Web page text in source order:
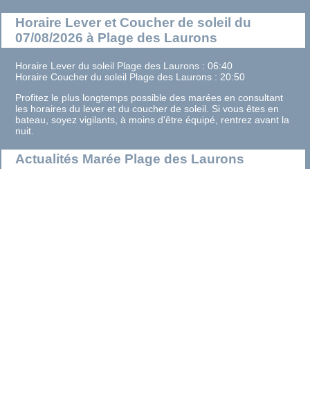
Horaire Lever et Coucher de soleil du
07/08/2026 à Plage des Laurons
Horaire Lever du soleil Plage des Laurons : 06:40
Horaire Coucher du soleil Plage des Laurons : 20:50
Profitez le plus longtemps possible des marées en consultant
les horaires du lever et du coucher de soleil. Si vous êtes en
bateau, soyez vigilants, à moins d'être équipé, rentrez avant la
nuit.
Actualités Marée Plage des Laurons